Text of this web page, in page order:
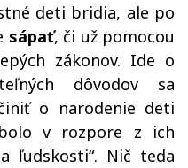
deti bridia, ale po
sápať, či už pomocou
zákonov. Ide o
dôvodov sa
o narodenie deti
v rozpore z ich
ľudskosti“. Nič teda